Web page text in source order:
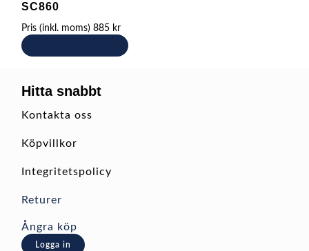
SC860
Pris (inkl. moms) 885 kr
Hitta snabbt
Kontakta oss
Köpvillkor
Integritetspolicy
Returer
Ångra köp
Logga in